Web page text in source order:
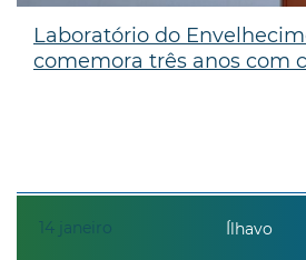
14 janeiro
Laboratório do
comemora três anos com
Ílhavo